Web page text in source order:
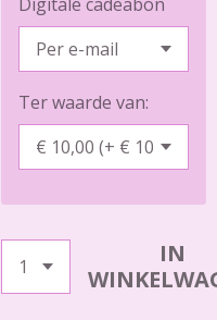
Ter waarde van:
IN